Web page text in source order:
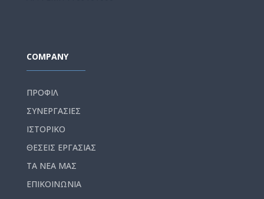
COMPANY
ΠΡΟΦΙΛ
ΣΥΝΕΡΓΑΣΙΕΣ
ΙΣΤΟΡΙΚΟ
ΘΕΣΕΙΣ ΕΡΓΑΣΙΑΣ
ΤΑ ΝΕΑ ΜΑΣ
ΕΠΙΚΟΙΝΩΝΙΑ